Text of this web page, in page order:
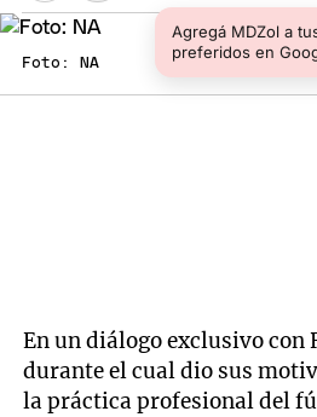
Agregá MDZol a
preferidos en
Foto: NA
En un diálogo exclusivo con
durante el cual dio sus
la práctica profesional del